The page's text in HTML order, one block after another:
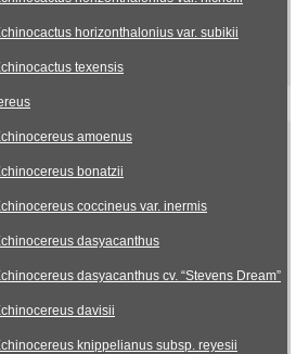
horizonthalonius var. subikii
texensis
amoenus
bonatzii
coccineus var. inermis
dasyacanthus
dasyacanthus cv. “Stevens Dream”
davisii
knippelianus subsp. reyesii